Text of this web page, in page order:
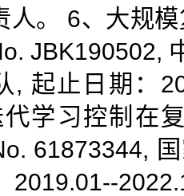
人。 6、大规
JBK190502,
, 起止日期：
学习控制在
61873344,
2019.01--